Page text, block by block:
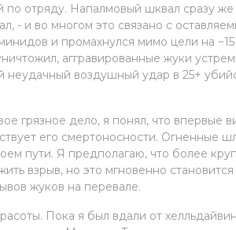
по отряду. Напалмовый шквал сразу
- и во многом это связано с
и промахнулся мимо цели на
аггравированные жуки
неудачный воздушный удар в 25+
грязное дело, я понял, что впервые
его смертоносности. Огненные
пути. Я предполагаю, что более
взрыв, но это мгновенно
жуков на перевале.
Пока я был вдали от